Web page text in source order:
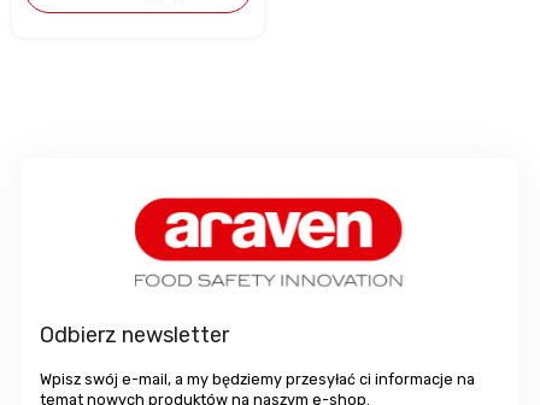
Odbierz newsletter
Wpisz swój e-mail, a my będziemy przesyłać ci informacje na
temat nowych produktów na naszym e-shop.